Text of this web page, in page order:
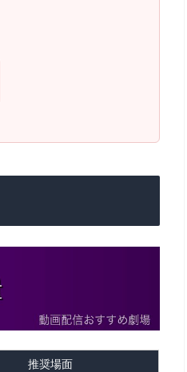
推奨場面